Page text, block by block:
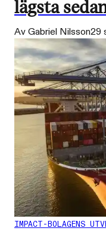
lägsta
Av Gabriel Nilsson29
IMPACT-BOLAGENS